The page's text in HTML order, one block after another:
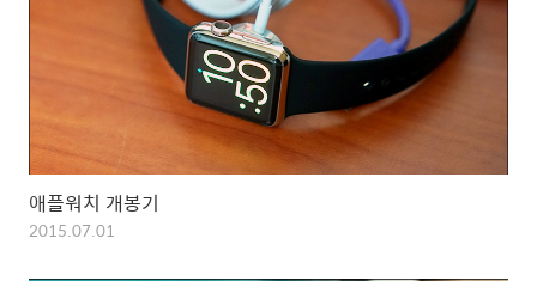
애플워치 개봉기
2015.07.01